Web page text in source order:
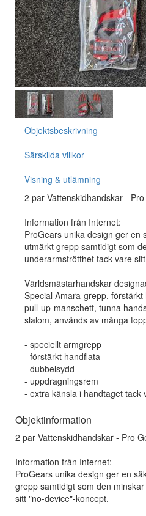
Objektsbeskrivning
Särskilda villkor
Visning & utlämning
2 par Vattenskidhandskar -
Information från Internet:
ProGears unika design ger en
utmärkt grepp samtidigt som
underarmströtthet tack vare
Världsmästarhandskar
Special Amara-grepp,
pull-up-manschett, tunna
slalom, används av många
- speciellt armgrepp
- förstärkt handflata
- dubbelsydd
- uppdragningsrem
- extra känsla i handtaget tack
Objektinformation
2 par Vattenskidhandskar - Pro
Information från Internet:
ProGears unika design ger en
grepp samtidigt som den
sitt "no-device"-koncept.